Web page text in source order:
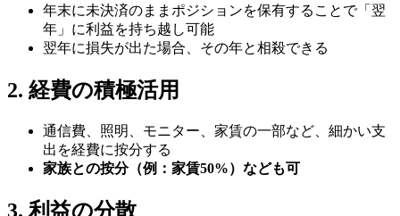
年末に未決済のままポジションを保有することで「翌
年」に利益を持ち越し可能
翌年に損失が出た場合、その年と相殺できる
2. 経費の積極活用
通信費、照明、モニター、家賃の一部など、細かい支
出を経費に按分する
家族との按分（例：家賃50%）なども可
3. 利益の分散